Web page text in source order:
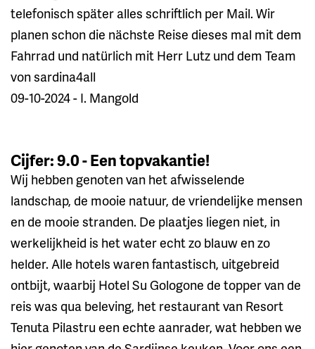
telefonisch später alles schriftlich per Mail. Wir
planen schon die nächste Reise dieses mal mit dem
Fahrrad und natürlich mit Herr Lutz und dem Team
von sardina4all
09-10-2024 - I. Mangold
Cijfer: 9.0 - Een topvakantie!
Wij hebben genoten van het afwisselende
landschap, de mooie natuur, de vriendelijke mensen
en de mooie stranden. De plaatjes liegen niet, in
werkelijkheid is het water echt zo blauw en zo
helder. Alle hotels waren fantastisch, uitgebreid
ontbijt, waarbij Hotel Su Gologone de topper van de
reis was qua beleving, het restaurant van Resort
Tenuta Pilastru een echte aanrader, wat hebben we